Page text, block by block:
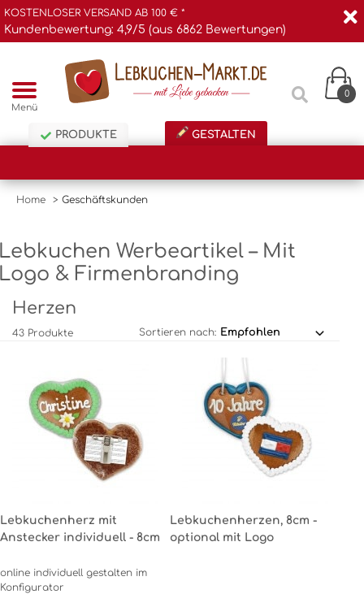
KOSTENLOSER VERSAND AB 100 € *
Kundenbewertung: 4,9/5 (aus 6862 Bewertungen)
Menü
0
PRODUKTE GESTALTEN
Home > Geschäftskunden
Werbeartikel – Mit
& Firmenbranding
Herzen
43 Produkte Sortieren nach:
Lebkuchenherz mit
Anstecker individuell - 8cm
online individuell gestalten im
Konfigurator
Lebkuchenherzen, 8cm -
optional mit Logo